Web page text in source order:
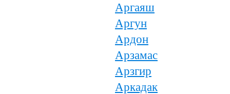
Аргаяш
Аргун
Ардон
Арзамас
Арзгир
Аркадак